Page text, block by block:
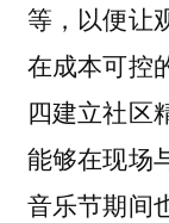
等，以便让
在成本可控
四建立社区
能够在现场
音乐节期间